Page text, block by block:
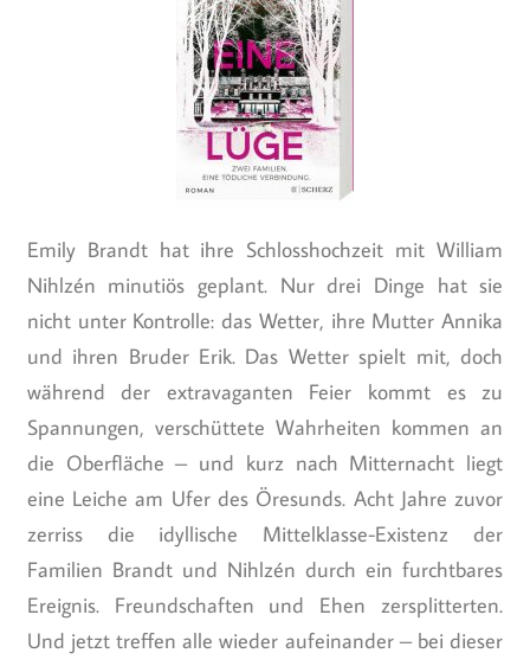
Emily Brandt hat ihre Schlosshochzeit mit William
Nihlzén minutiös geplant. Nur drei Dinge hat sie
nicht unter Kontrolle: das Wetter, ihre Mutter Annika
und ihren Bruder Erik. Das Wetter spielt mit, doch
während der extravaganten Feier kommt es zu
Spannungen, verschüttete Wahrheiten kommen an
die Oberfläche – und kurz nach Mitternacht liegt
eine Leiche am Ufer des Öresunds. Acht Jahre zuvor
zerriss die idyllische Mittelklasse-Existenz der
Familien Brandt und Nihlzén durch ein furchtbares
Ereignis. Freundschaften und Ehen zersplitterten.
Und jetzt treffen alle wieder aufeinander – bei dieser